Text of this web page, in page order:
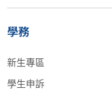
學務
新生專區
學生申訴